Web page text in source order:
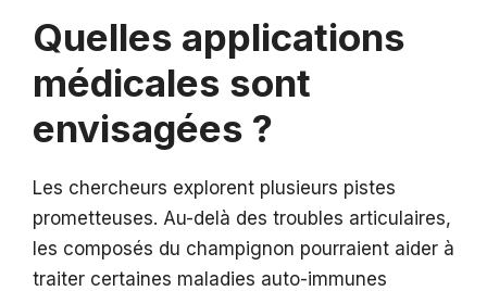
Quelles applications
médicales sont
envisagées ?
Les chercheurs explorent plusieurs pistes
prometteuses. Au-delà des troubles articulaires,
les composés du champignon pourraient aider à
traiter certaines maladies auto-immunes